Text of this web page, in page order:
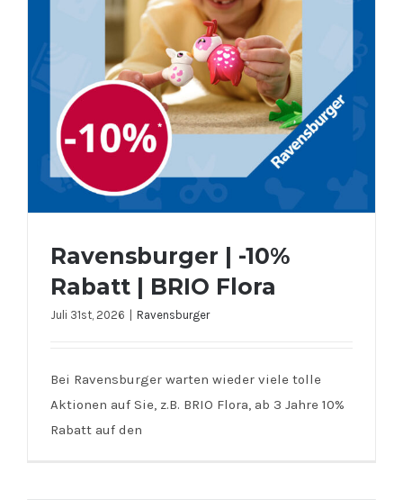
Ravensburger | -10% Rabatt | BRIO
Ravensburger | -10%
Rabatt | BRIO Flora
Juli 31st, 2026 Ravensburger
Bei Ravensburger warten wieder viele tolle
Aktionen auf Sie, z.B. BRIO Flora, ab 3 Jahre 10%
Rabatt auf den